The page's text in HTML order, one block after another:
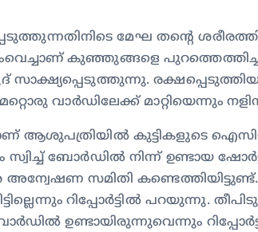
മേഘ തന്റെ ശരീരത്തില്‍
കുഞ്ഞുങ്ങളെ
സാക്ഷ്യപ്പെടുത്തുന്നു.
വാര്‍ഡിലേക്ക് മാറ്റിയെന്നും
ആശുപത്രിയില്‍ കുട്ടികളുടെ
ബോര്‍ഡില്‍ നിന്ന് ഉണ്ടായ
അന്വേഷണ സമിതി
റിപ്പോര്‍ട്ടില്‍ പറയുന്നു.
ഉണ്ടായിരുന്നുവെന്നും